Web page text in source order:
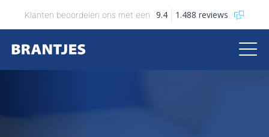
Klanten beoordelen ons met een 9.4 1.488 reviews